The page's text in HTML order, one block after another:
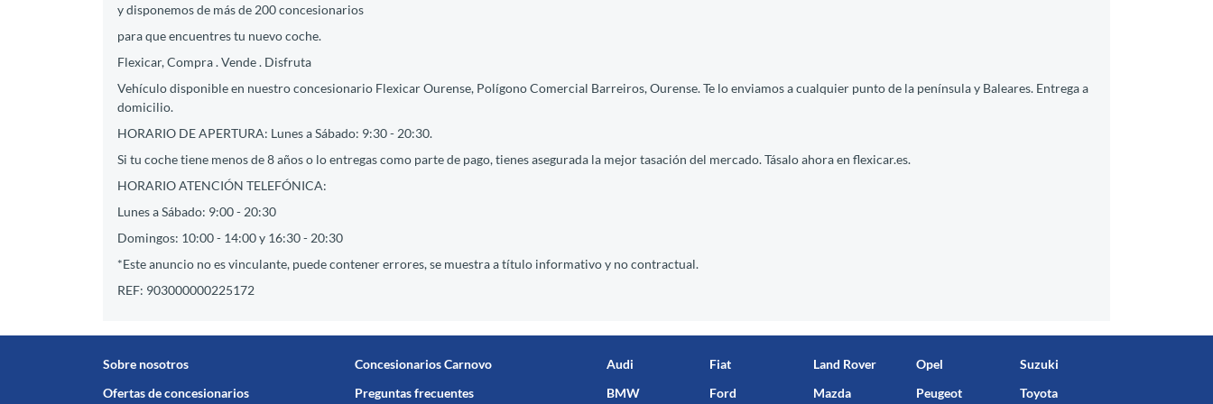
y disponemos de más de 200 concesionarios
para que encuentres tu nuevo coche.
Flexicar, Compra . Vende . Disfruta
Vehículo disponible en nuestro concesionario Flexicar Ourense, Polígono Comercial Barreiros, Ourense. Te lo enviamos a cualquier punto de la península y Baleares. Entrega a
domicilio.
HORARIO DE APERTURA: Lunes a Sábado: 9:30 - 20:30.
Si tu coche tiene menos de 8 años o lo entregas como parte de pago, tienes asegurada la mejor tasación del mercado. Tásalo ahora en flexicar.es.
HORARIO ATENCIÓN TELEFÓNICA:
Lunes a Sábado: 9:00 - 20:30
Domingos: 10:00 - 14:00 y 16:30 - 20:30
*Este anuncio no es vinculante, puede contener errores, se muestra a título informativo y no contractual.
REF: 903000000225172
Sobre nosotros
Ofertas de concesionarios
Concesionarios Carnovo
Preguntas frecuentes
Audi
BMW
Fiat
Ford
Land Rover
Mazda
Opel
Peugeot
Suzuki
Toyota